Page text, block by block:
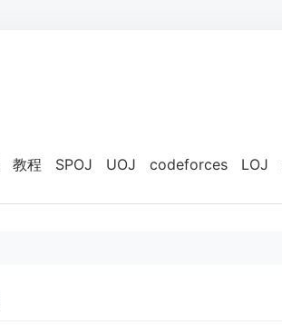
教程 SPOJ UOJ codeforces LOJ